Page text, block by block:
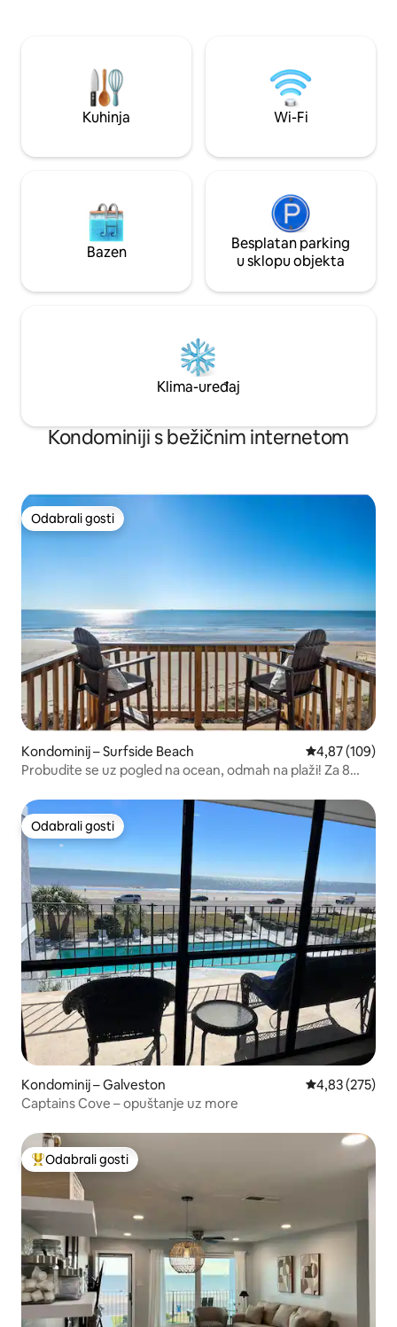
besplatan pristup plaži udaljeni samo
nekoliko minuta. U blizini Freeporta. 3
minute hoda do plaže. * Ne toleriramo
zabave ni okupljanja*
plaži natopljenih
destinacija za
rezervirajte sada
obitelji Sea La Vie.
Kuhinja Wi-Fi
Bazen
Besplatan parking
u sklopu objekta
Klima-uređaj
Kondominiji s bežičnim internetom
Odabrali gosti
Odabrali gosti
Kondominij – Surfside Beach Prosječna
4,87 (109)
Probudite se uz pogled na ocean, odmah na plaži! Za 8
Odabrali gosti
Odabrali gosti
Kondominij – Galveston Prosječna
4,83 (275)
Captains Cove – opuštanje uz more
Među najviše rangiranima s oznakom „Odabrali gosti”
Odabrali gosti